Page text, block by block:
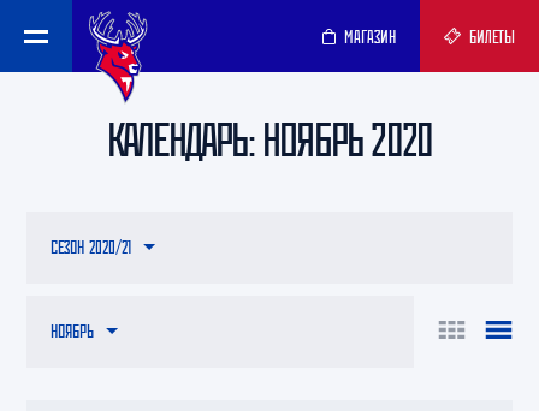
МАГАЗИН БИЛЕТЫ
КАЛЕНДАРЬ: НОЯБРЬ 2020
НОЯБРЬ
СЕЗОН 2020/21